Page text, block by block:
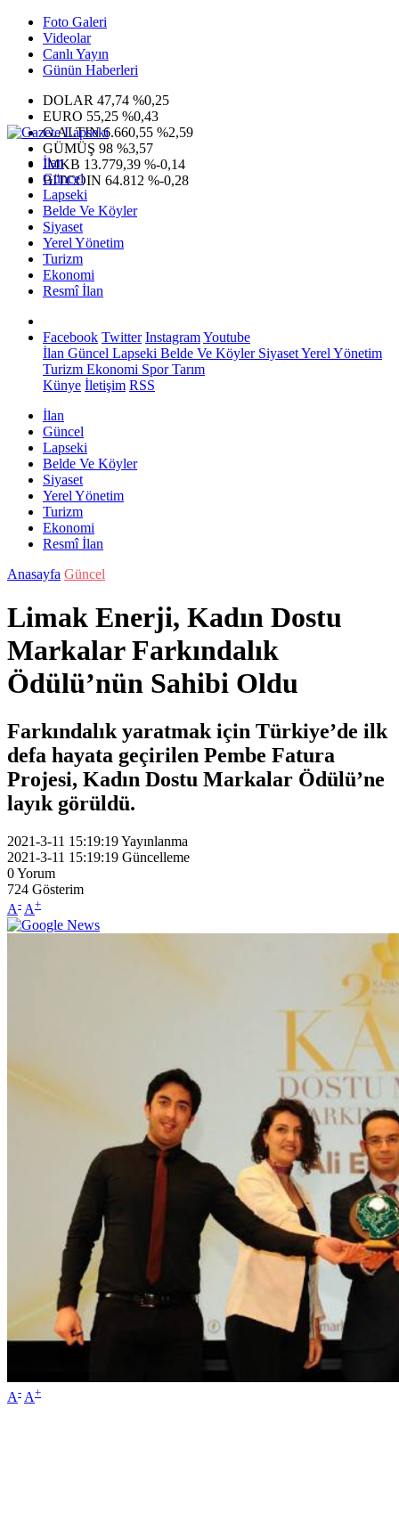
Foto Galeri
Videolar
Canlı Yayın
Günün Haberleri
DOLAR 47,74 %0,25
EURO 55,25 %0,43
G.ALTIN6.660,55 %2,59
GÜMÜŞ 98 %3,57
IMKB 13.779,39 %-0,14
BITCOIN 64.812 %-0,28
İlan
Güncel
Lapseki
Belde Ve Köyler
Siyaset
Yerel Yönetim
Turizm
Ekonomi
Resmî İlan
Facebook Twitter InstagramYoutube
İlan Güncel Lapseki Belde Ve KöylerSiyasetYerel Yönetim
Turizm Ekonomi SporTarım
Künye İletişim RSS
İlan
Güncel
Lapseki
Belde Ve Köyler
Siyaset
Yerel Yönetim
Turizm
Ekonomi
Resmî İlan
Anasayfa Güncel
Limak Enerji, Kadın Dostu
Markalar Farkındalık
Ödülü’nün Sahibi Oldu
Farkındalık yaratmak için Türkiye’de ilk
defa hayata geçirilen Pembe Fatura
Projesi, Kadın Dostu Markalar Ödülü’ne
layık görüldü.
2021-3-11 15:19:19Yayınlanma
2021-3-11 15:19:19 Güncelleme
0Yorum
724 Gösterim
A- A+
A- A+